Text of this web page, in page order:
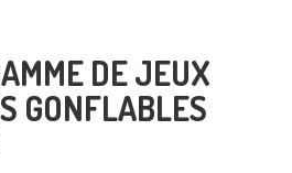
DE JEUX
GONFLABLES